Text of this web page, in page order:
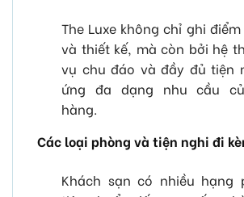
The Luxe không chỉ ghi
và thiết kế, mà còn bởi hệ
vụ chu đáo và đầy đủ tiện
ứng đa dạng nhu cầu
hàng.
Các loại phòng và tiện nghi đi
Khách sạn có nhiều hạng